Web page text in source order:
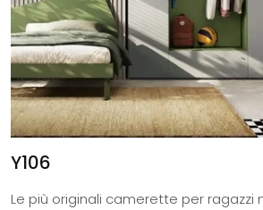
Y106
Le più originali camerette per ragazzi